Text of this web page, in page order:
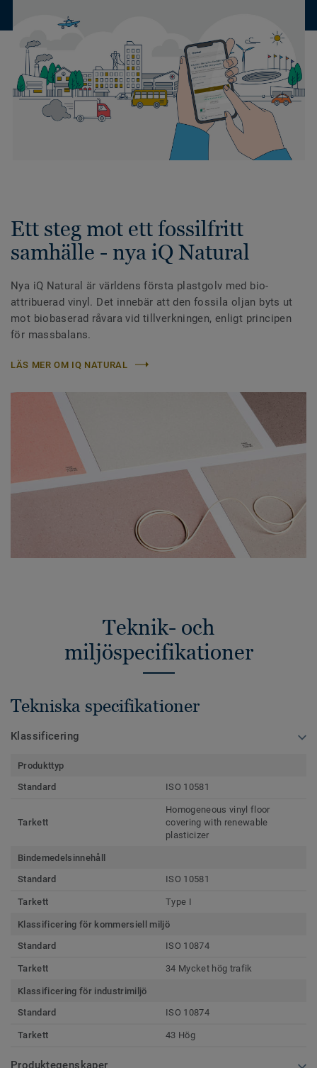
Ett steg mot ett fossilfritt
samhälle - nya iQ Natural
Nya iQ Natural är världens första plastgolv med bio-
attribuerad vinyl. Det innebär att den fossila oljan byts ut
mot biobaserad råvara vid tillverkningen, enligt principen
för massbalans.
LÄS MER OM IQ NATURAL
Teknik- och
miljöspecifikationer
Tekniska specifikationer
Klassificering
Produkttyp
Standard
ISO 10581
Tarkett
Homogeneous vinyl floor
covering with renewable
plasticizer
Bindemedelsinnehåll
Standard
ISO 10581
Tarkett Type I
Klassificering för kommersiell miljö
Standard
ISO 10874
Tarkett 34 Mycket hög trafik
Klassificering för industrimiljö
Standard
ISO 10874
Tarkett 43 Hög
Produktegenskaper